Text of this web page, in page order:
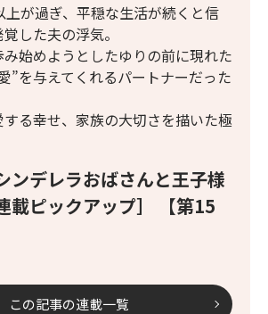
ンデレラおばさんと王子様
載ピックアップ］ 【第15
が過ぎ、平穏な生活が続くと信
した夫の浮気。
始めようとしたゆりの前に現れた
”を与えてくれるパートナーだった
る幸せ、家族の大切さを描いた極
この記事の連載一覧